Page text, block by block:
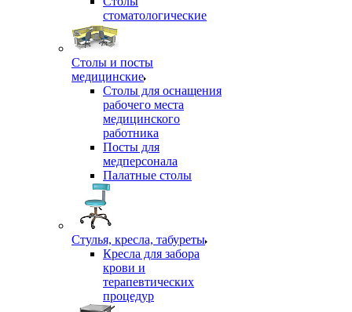
стоматологические
Столы и посты
медицинские
Столы для оснащения
рабочего места
медицинского
работника
Посты для
медперсонала
Палатные столы
Стулья, кресла, табуреты
Кресла для забора
крови и
терапевтических
процедур